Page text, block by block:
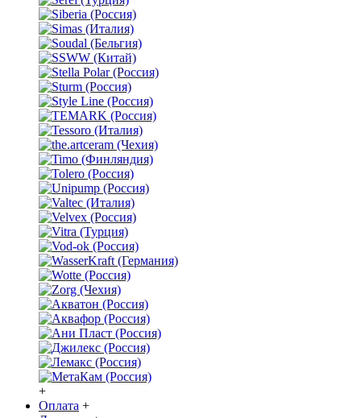
+
Оплата +